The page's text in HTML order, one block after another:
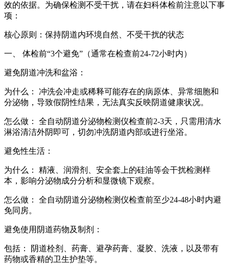
效的依据。为确保检测不受干扰，请在妇科体检前注意以下事
项：
核心原则：保持阴道内环境自然、不受干扰的状态
一、 体检前“3个避免”（通常在检查前24-72小时内）
避免阴道冲洗和盆浴：
为什么： 冲洗会冲走或稀释可能存在的病原体、异常细胞和
分泌物，导致假阴性结果，无法真实反映阴道健康状况。
怎么做： 全自动阴道分泌物检测仪检查前2-3天，只需用清水
淋浴清洁外阴即可，切勿冲洗阴道内部或进行坐浴。
避免性生活：
为什么： 精液、润滑剂、安全套上的硅油等会干扰检测样
本，影响分泌物成分分析和显微镜下观察。
怎么做： 全自动阴道分泌物检测仪检查前至少24-48小时内避
免同房。
避免使用阴道药物及制剂：
包括： 阴道栓剂、药膏、避孕药膏、凝胶、洗液，以及带有
药物或香精的卫生护垫等。